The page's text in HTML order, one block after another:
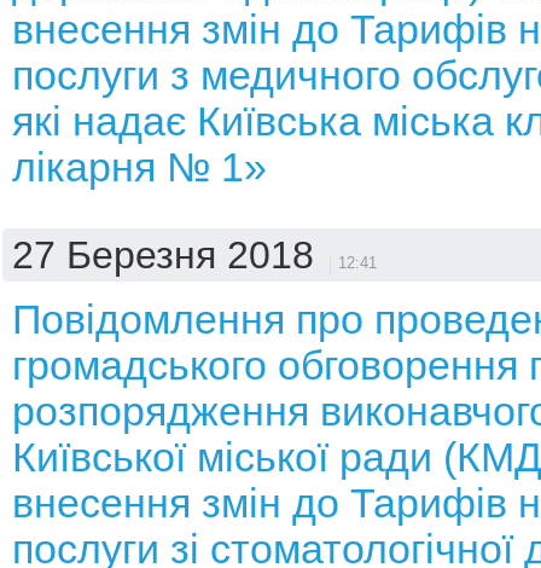
внесення змін до Тарифів
послуги з медичного
які надає Київська міська
лікарня № 1»
27 Березня 2018 12:41
Повідомлення про
громадського обговорення
розпорядження
Київської міської ради
внесення змін до Тарифів
послуги зі стоматологічної